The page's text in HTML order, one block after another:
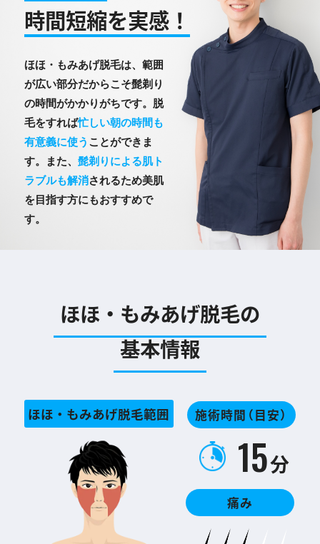
時間短縮を実感！
ほほ・もみあげ脱毛は、範囲
が広い部分だからこそ髭剃り
の時間がかかりがちです。脱
毛をすれば忙しい朝の時間も
有意義に使う ことができま
す。また、 髭剃りによる肌ト
ラブルも解消されるため美肌
を目指す方にもおすすめで
す。
ほほ・もみあげ脱毛の
基本情報
ほほ・もみあげ脱毛範囲 施術時間（目安）
15分
痛み